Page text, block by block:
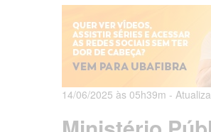
14/06/2025 às 05h39m -